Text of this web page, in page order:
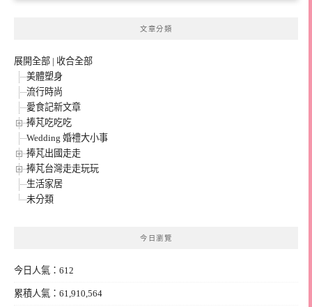
文章分類
展開全部 | 收合全部
美體塑身
流行時尚
愛食記新文章
捧芃吃吃吃
Wedding 婚禮大小事
捧芃出國走走
捧芃台灣走走玩玩
生活家居
未分類
今日瀏覽
今日人氣：612
累積人氣：61,910,564